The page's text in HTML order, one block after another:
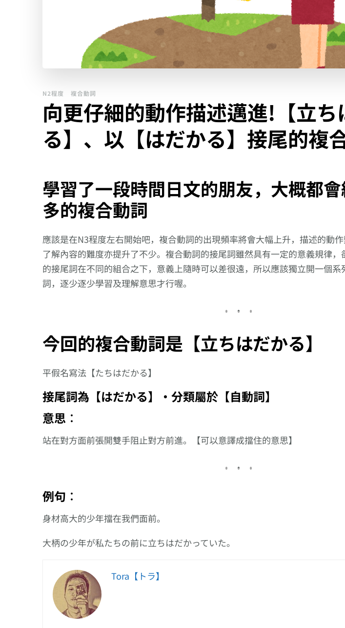
N2程度 複合動詞
向更仔細的動作描述邁進!【立ち
る】、以【はだかる】接尾的複
學習了一段時間日文的朋友，大概都
多的複合動詞
應該是在N3程度左右開始吧，複合動詞的出現頻率將會大幅上升，描述的動
了解內容的難度亦提升了不少。複合動詞的接尾詞雖然具有一定的意義規律
的接尾詞在不同的組合之下，意義上隨時可以差很遠，所以應該獨立開一個
詞，逐少逐少學習及理解意思才行喔。
今回的複合動詞是【立ちはだかる】
平假名寫法【たちはだかる】
接尾詞為【はだかる】‧分類屬於【自動詞】
意思︰
站在對方面前張開雙手阻止對方前進。【可以意譯成擋住的意思】
例句︰
身材高大的少年擋在我們面前。
大柄の少年が私たちの前に立ちはだかっていた。
Tora【トラ】